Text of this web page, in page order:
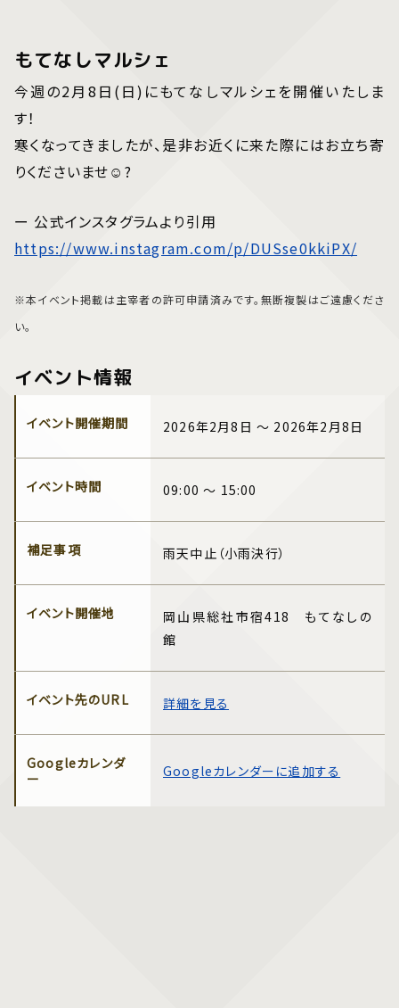
もてなしマルシェ
今週の2月8日(日)にもてなしマルシェを開催いたしま
す！
寒くなってきましたが、是非お近くに来た際にはお立ち寄
りくださいませ☺️?
ー 公式インスタグラムより引用
https://www.instagram.com/p/DUSse0kkiPX/
※本イベント掲載は主宰者の許可申請済みです。無断複製はご遠慮くださ
い。
イベント情報
イベント開催期間 2026年2月8日 ～ 2026年2月8日
イベント時間 09:00 ～ 15:00
補足事項 雨天中止（小雨決行）
イベント開催地
岡山県総社市宿418 もてなしの
館
イベント先のURL 詳細を見る
Googleカレンダ
ー
Googleカレンダーに追加する